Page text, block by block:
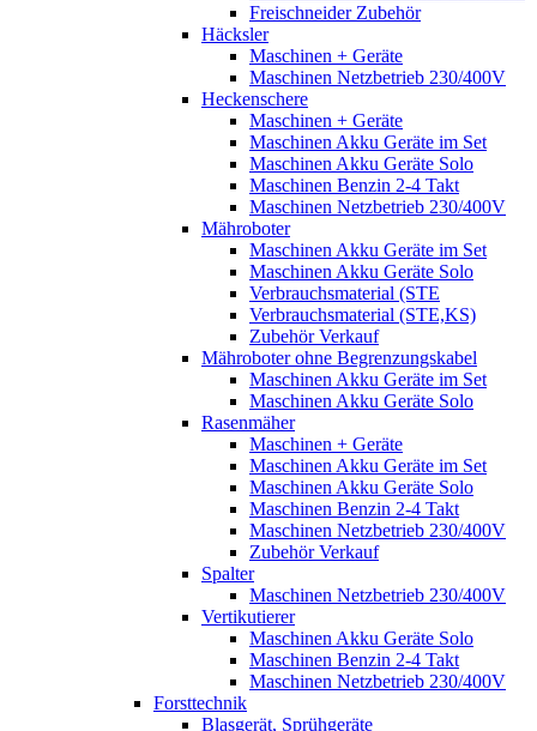
Freischneider Zubehör
Häcksler
Maschinen + Geräte
Maschinen Netzbetrieb 230/400V
Heckenschere
Maschinen + Geräte
Maschinen Akku Geräte im Set
Maschinen Akku Geräte Solo
Maschinen Benzin 2-4 Takt
Maschinen Netzbetrieb 230/400V
Mähroboter
Maschinen Akku Geräte im Set
Maschinen Akku Geräte Solo
Verbrauchsmaterial (STE
Verbrauchsmaterial (STE,KS)
Zubehör Verkauf
Mähroboter ohne Begrenzungskabel
Maschinen Akku Geräte im Set
Maschinen Akku Geräte Solo
Rasenmäher
Maschinen + Geräte
Maschinen Akku Geräte im Set
Maschinen Akku Geräte Solo
Maschinen Benzin 2-4 Takt
Maschinen Netzbetrieb 230/400V
Zubehör Verkauf
Spalter
Maschinen Netzbetrieb 230/400V
Vertikutierer
Maschinen Akku Geräte Solo
Maschinen Benzin 2-4 Takt
Maschinen Netzbetrieb 230/400V
Forsttechnik
Blasgerät, Sprühgeräte